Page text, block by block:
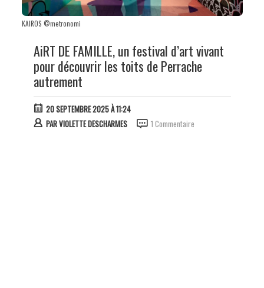
KAIROS ©metronomi
AiRT DE FAMILLE, un festival d’art vivant
pour découvrir les toits de Perrache
autrement
20 SEPTEMBRE 2025 À 11:24
PARVIOLETTE DESCHARMES 1 Commentaire